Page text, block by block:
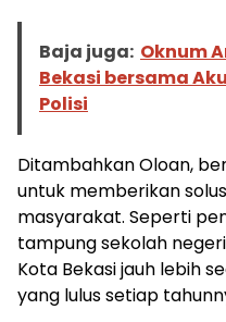
Baja juga: Oknum
Bekasi bersama
Polisi
Ditambahkan Oloan,
untuk memberikan
masyarakat. Seperti
tampung sekolah
Kota Bekasi jauh lebih
yang lulus setiap